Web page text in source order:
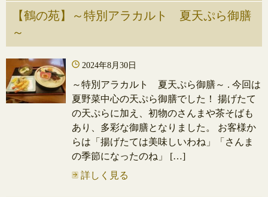
【鶴の苑】～特別アラカルト 夏天ぷら御膳
～
2024年8月30日
～特別アラカルト 夏天ぷら御膳～ . 今回は
夏野菜中心の天ぷら御膳でした！ 揚げたて
の天ぷらに加え、初物のさんまや茶そばも
あり、多彩な御膳となりました。 お客様か
らは「揚げたては美味しいわね」「さんま
の季節になったのね」 […]
詳しく見る